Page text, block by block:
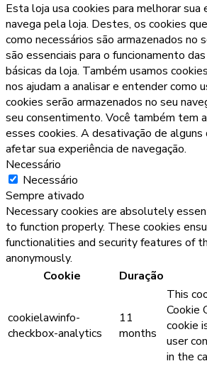
Esta loja usa cookies para melhorar sua
navega pela loja. Destes, os cookies
como necessários são armazenados no
são essenciais para o funcionamento
básicas da loja. Também usamos
nos ajudam a analisar e entender como
cookies serão armazenados no seu
seu consentimento. Você também tem
esses cookies. A desativação de
afetar sua experiência de navegação.
Necessário
Necessário
Sempre ativado
Necessary cookies are absolutely
to function properly. These cookies
functionalities and security features of
anonymously.
Cookie
Duração
cookielawinfo-
checkbox-analytics
11
months
This
Cookie
cookie
user
in the